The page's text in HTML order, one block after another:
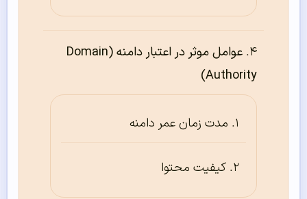
عوامل موثر در اعتبار دامنه (Domain
Authority)
مدت زمان عمر دامنه
کیفیت محتوا